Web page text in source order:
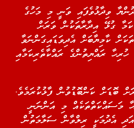
ވިދާޅުވެފައި ވަނީ މި މަހުގެ
ގުޅޭ އިދާރާތަކުން ވަރަށް
ކާމިޔާބަށް އެދިވަޑައިގަންނަވާ
ރައްޔިތުންގެ ރައްކާތެރިކަމާއި
ބޮޑަށް ކަންބޮޑުވުން ފާޅުކުރަމެވެ.
މަސައްކަތްތަކެއް މި އަންނަނީ
އެދުމަކީ ރިލްވާން ސަލާމަތުން